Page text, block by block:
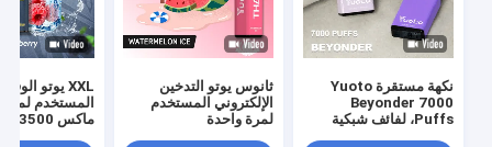
نكهة مستقرة Yuoto
Beyonder 7000
Puffs، لفائف شبكية
ثانوس يوتو التدخين
الإلكتروني المستخدم
لمرة واحدة
XXL يوتو الوقود
المستخدم